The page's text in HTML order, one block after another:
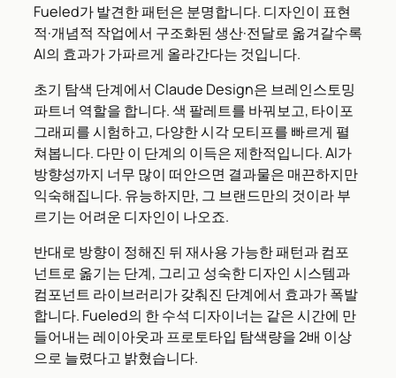
Fueled가 발견한 패턴은 분명합니다. 디자인이 표현
적·개념적 작업에서 구조화된 생산·전달로 옮겨갈수록
AI의 효과가 가파르게 올라간다는 것입니다.
초기 탐색 단계에서 Claude Design은 브레인스토밍
파트너 역할을 합니다. 색 팔레트를 바꿔보고, 타이포
그래피를 시험하고, 다양한 시각 모티프를 빠르게 펼
쳐봅니다. 다만 이 단계의 이득은 제한적입니다. AI가
방향성까지 너무 많이 떠안으면 결과물은 매끈하지만
익숙해집니다. 유능하지만, 그 브랜드만의 것이라 부
르기는 어려운 디자인이 나오죠.
반대로 방향이 정해진 뒤 재사용 가능한 패턴과 컴포
넌트로 옮기는 단계, 그리고 성숙한 디자인 시스템과
컴포넌트 라이브러리가 갖춰진 단계에서 효과가 폭발
합니다. Fueled의 한 수석 디자이너는 같은 시간에 만
들어내는 레이아웃과 프로토타입 탐색량을 2배 이상
으로 늘렸다고 밝혔습니다.